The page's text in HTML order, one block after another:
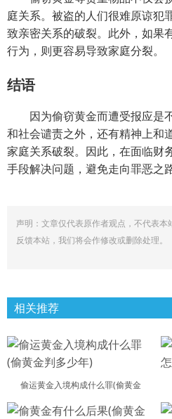
庭关系。被盗的人们很难原谅犯
致亲密关系的破裂。此外，如果
行为，则更容易导致家庭分裂。
结语
因为偷窃黄金而遭受报应是
和社会谴责之外，还有精神上和
家庭关系破裂。因此，在面临财
手段解决问题，避免走向罪恶之路
声明：文章仅代表原作者观点，不代表
反馈本站，我们将会作修改或删除处理。
相关推荐
偷运黄金入境构成什么罪(偷黄金